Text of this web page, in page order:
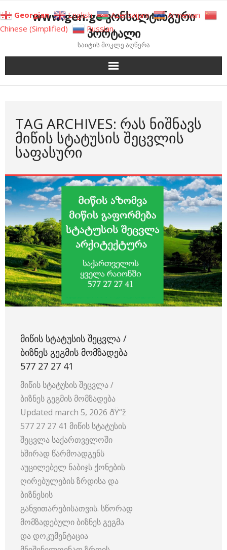
to
content
www.gen.ge კონსალტინგური
პორტალი
საიტის მოკლე აღწერა
TAG ARCHIVES: ᲠᲐᲡ ᲜᲘᲨᲜᲐᲕᲡ
ᲛᲘᲬᲘᲡ ᲡᲢᲐᲢᲣᲡᲘᲡ ᲨᲔᲪᲕᲚᲘᲡ
ᲡᲐᲤᲐᲡᲣᲠᲘ
ᲛᲘᲬᲘᲡ ᲡᲢᲐᲢᲣᲡᲘᲡ ᲨᲔᲪᲕᲚᲐ /
ᲑᲘᲖᲜᲔᲡ ᲒᲔᲒᲛᲘᲡ ᲛᲝᲛᲖᲐᲓᲔᲑᲐ
577 27 27 41
მიწის სტატუსის შეცვლა /
ბიზნეს გეგმის მომზადება ️
Updated march 5, 2026 ðŸ“ž
577 27 27 41 მიწის სტატუსის
შეცვლა საქართველოში
ხშირად წარმოადგენს
აუცილებელ ნაბიჯს ქონების
ღირებულების ზრდისა და
ბიზნესის
განვითარებისათვის. სწორად
მომზადებული ბიზნეს გეგმა
და დოკუმენტაცია
Georgian English Azerbaijani
Armenian
Chinese (Simplified)
Russian